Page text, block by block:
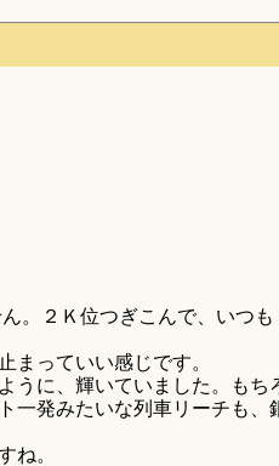
。２Ｋ位つぎこんで、いつ
まっていい感じです。
うに、輝いていました。もち
一発みたいな列車リーチも、
ね。